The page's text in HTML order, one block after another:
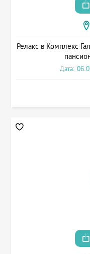
Релакс в Комплекс
Дата: